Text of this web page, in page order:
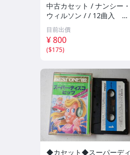
中古カセット / ナンシー・
ウィルソン / / 12曲入 歌
詞カード付 021405
目前出價
¥ 800
($175)
◆カセット◆スーパーディ